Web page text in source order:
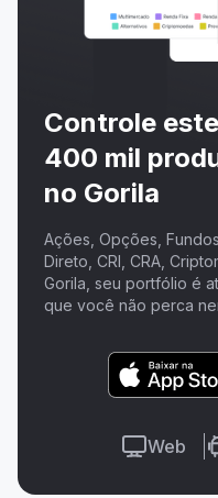
Controle
400 mil
no Gorila
Ações, Opções,
Direto, CRI, CRA,
Gorila, seu portfólio é
que você não perca
Web